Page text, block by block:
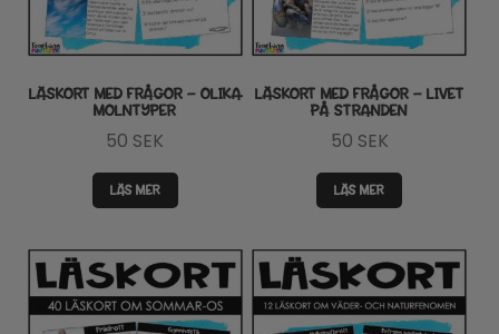
LICENSER
EXPANDERA
UNDERMENY
LÄSKORT MED FRÅGOR – OLIKA
MOLNTYPER
50 SEK
LÄS MER
LÄSKORT MED FRÅGOR – LIVET
PÅ STRANDEN
50 SEK
LÄS MER